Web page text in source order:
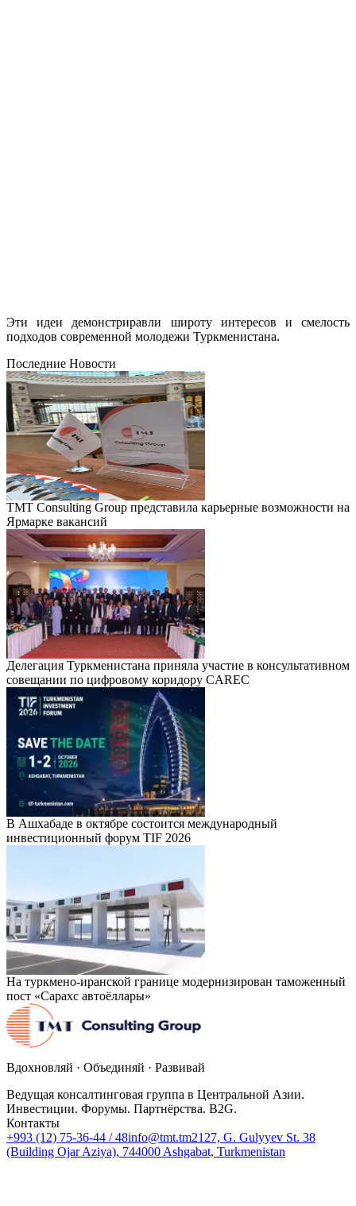
Эти идеи демонстриравли широту интересов и смелость
подходов современной молодежи Туркменистана.
Последние Новости
TMT Consulting Group представила карьерные возможности на
Ярмарке вакансий
Делегация Туркменистана приняла участие в консультативном
совещании по цифровому коридору CAREC
В Ашхабаде в октябре состоится международный
инвестиционный форум TIF 2026
На туркмено-иранской границе модернизирован таможенный
пост «Сарахс автоёллары»
Вдохновляй · Объединяй · Развивай
Ведущая консалтинговая группа в Центральной Азии.
Инвестиции. Форумы. Партнёрства. B2G.
Контакты
+993 (12) 75-36-44 / 48info@tmt.tm2127, G. Gulyyev St. 38
(Building Ojar Aziya), 744000 Ashgabat, Turkmenistan